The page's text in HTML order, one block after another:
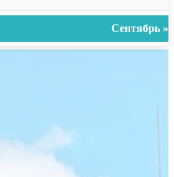
Сентябрь »